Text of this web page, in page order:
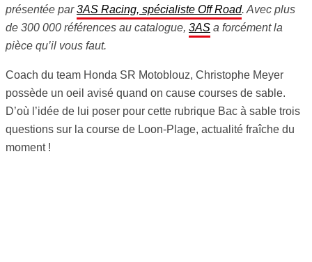
présentée par3AS Racing, spécialiste Off Road. Avec plus
de 300 000 références au catalogue, 3AS a forcément la
pièce qu’il vous faut.
Coach du team Honda SR Motoblouz, Christophe Meyer
possède un oeil avisé quand on cause courses de sable.
D’où l’idée de lui poser pour cette rubrique Bac à sable trois
questions sur la course de Loon-Plage, actualité fraîche du
moment !